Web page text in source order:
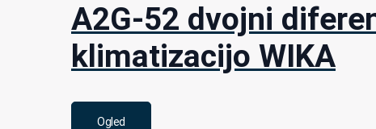
A2G-52 dvojni
klimatizacijo WIKA
Ogled